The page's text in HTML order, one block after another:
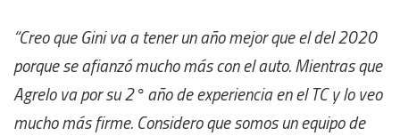
“Creo que Gini va a tener un año mejor que el del 2020
porque se afianzó mucho más con el auto. Mientras que
Agrelo va por su 2° año de experiencia en el TC y lo veo
mucho más firme. Considero que somos un equipo de